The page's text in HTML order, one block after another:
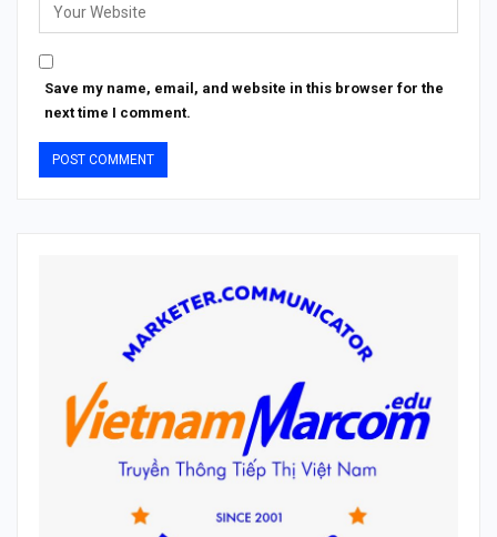
Save my name, email, and website in this browser for the
next time I comment.